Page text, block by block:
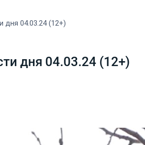
дня 04.03.24 (12+)
дня 04.03.24 (12+)